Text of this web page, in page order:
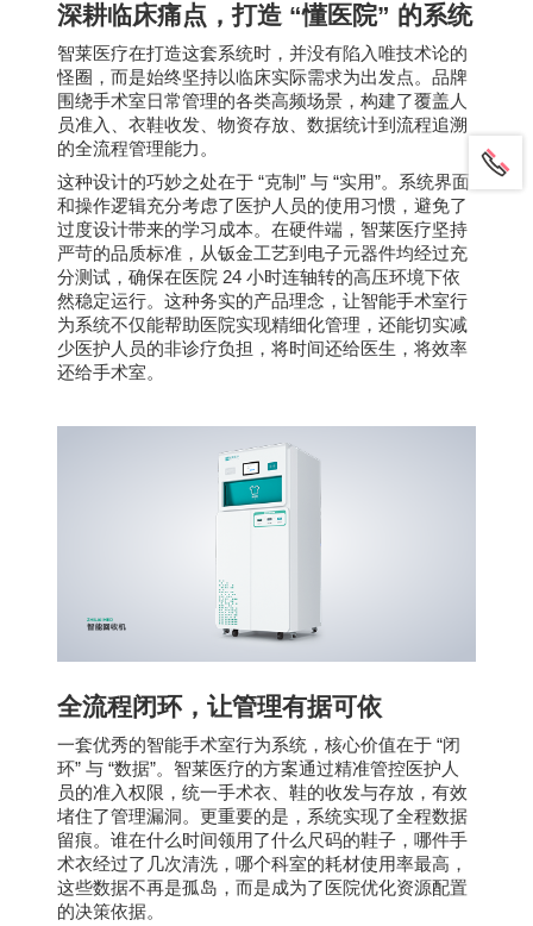
深耕临床痛点，打造 “懂医院” 的系统
智莱医疗在打造这套系统时，并没有陷入唯技术论的
怪圈，而是始终坚持以临床实际需求为出发点。品牌
围绕手术室日常管理的各类高频场景，构建了覆盖人
员准入、衣鞋收发、物资存放、数据统计到流程追溯
的全流程管理能力。
这种设计的巧妙之处在于 “克制 ” 与 “实用”。系统界面
和操作逻辑充分考虑了医护人员的使用习惯，避免了
过度设计带来的学习成本。在硬件端，智莱医疗坚持
严苛的品质标准，从钣金工艺到电子元器件均经过充
分测试，确保在医院 24 小时连轴转的高压环境下依
然稳定运行。这种务实的产品理念，让智能手术室行
为系统不仅能帮助医院实现精细化管理，还能切实减
少医护人员的非诊疗负担，将时间还给医生，将效率
还给手术室。
全流程闭环，让管理有据可依
一套优秀的智能手术室行为系统，核心价值在于 “闭
环” 与 “数据”。智莱医疗的方案通过精准管控医护人
员的准入权限，统一手术衣、鞋的收发与存放，有效
堵住了管理漏洞。更重要的是，系统实现了全程数据
留痕。谁在什么时间领用了什么尺码的鞋子，哪件手
术衣经过了几次清洗，哪个科室的耗材使用率最高，
这些数据不再是孤岛，而是成为了医院优化资源配置
的决策依据。